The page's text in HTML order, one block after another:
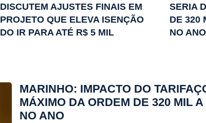
DISCUTEM AJUSTES FINAIS EM
PROJETO QUE ELEVA ISENÇÃO
DO IR PARA ATÉ R$ 5 MIL
SERIA
DE 320
NO ANO
MARINHO: IMPACTO DO
MÁXIMO DA ORDEM DE 320 MIL
NO ANO